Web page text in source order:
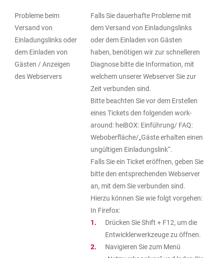
Probleme beim
Versand von
Einladungslinks oder
dem Einladen von
Gästen / Anzeigen
des Webservers
Falls Sie dauerhafte Probleme mit
dem Versand von Einladungslinks
oder dem Einladen von Gästen
haben, benötigen wir zur schnelleren
Diagnose bitte die Information, mit
welchem unserer Webserver Sie zur
Zeit verbunden sind.
Bitte beachten Sie vor dem Erstellen
eines Tickets den folgenden work-
around: heiBOX: Einführung/ FAQ:
Weboberfläche/„Gäste erhalten einen
ungültigen Einladungslink“.
Falls Sie ein Ticket eröffnen, geben Sie
bitte den entsprechenden Webserver
an, mit dem Sie verbunden sind.
Hierzu können Sie wie folgt vorgehen:
In Firefox:
Drücken Sie Shift + F12, um die
Entwicklerwerkzeuge zu öffnen.
Navigieren Sie zum Menü